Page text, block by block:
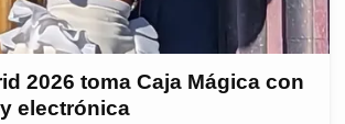
2026 toma Caja Mágica con
electrónica